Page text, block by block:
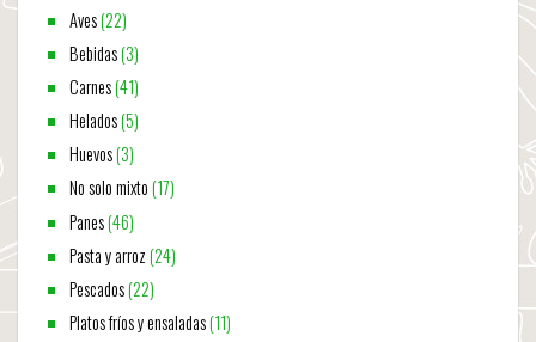
Aves(22)
Bebidas(3)
Carnes(41)
Helados(5)
Huevos(3)
No solo mixto(17)
Panes(46)
Pasta y arroz(24)
Pescados(22)
Platos fríos y ensaladas(11)